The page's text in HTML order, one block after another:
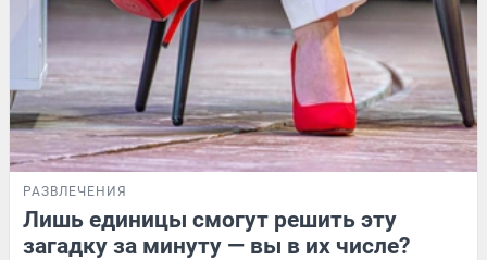
РАЗВЛЕЧЕНИЯ
Лишь единицы смогут решить эту
загадку за минуту — вы в их числе?